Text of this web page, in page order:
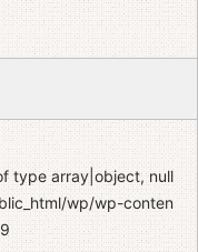
type array|object, null
wp/wp-conten